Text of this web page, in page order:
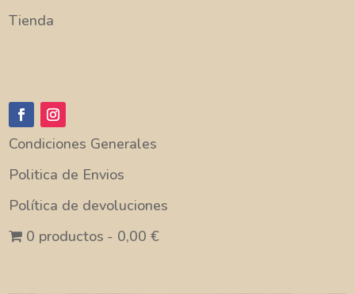
Tienda
Condiciones Generales
Politica de Envios
Política de devoluciones
0 productos
0,00 €